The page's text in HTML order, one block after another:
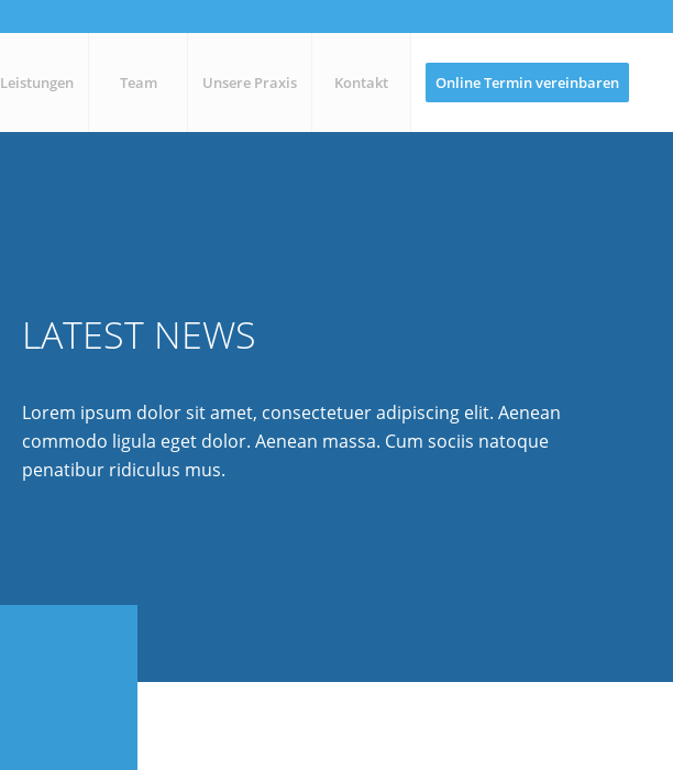
Leistungen Team Unsere Praxis Kontakt Online Termin vereinbaren
LATEST NEWS
Lorem ipsum dolor sit amet, consectetuer adipiscing elit. Aenean
commodo ligula eget dolor. Aenean massa. Cum sociis natoque
penatibur ridiculus mus.